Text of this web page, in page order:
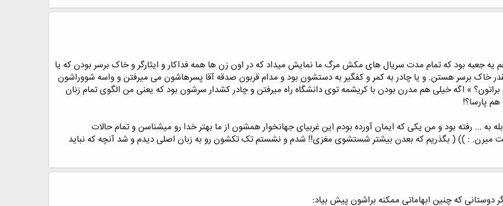
یه جعبه بود که تمام مدت سریال های مکش مرگ ما نمایش میداد که در اون زن ها همه فداکار و ایثارگر و خاک برسر بودن که یا
خاک برسر هستن. و یا چادر به کمر و کفگیر به دستشون بود و مدام قربون صدقه آقا پسرهاشون می میرفتن و واسه شووراشون
» اگه خیلی هم مدرن بودن با کریشمه توی دانشگاه راه میرفتن و چادر کشدار سرشون بود که یعنی من الگوی تمام زنان
پارسا؟!
به ... رفته بود و من یکی که ایمان آورده بودم این غربیای جهانخوار همشون از ما بهتر خدا رو میشناسن و تمام حالات
میرن. : )) ( بگذریم که بعدن بیشتر شستشوی مغزی!! شدم و نشستم تک تکشون رو به زبان اصلی دیدم و شد آنچه که نباید
که چنین ابهاماتی ممکنه براشون پیش بیاد: